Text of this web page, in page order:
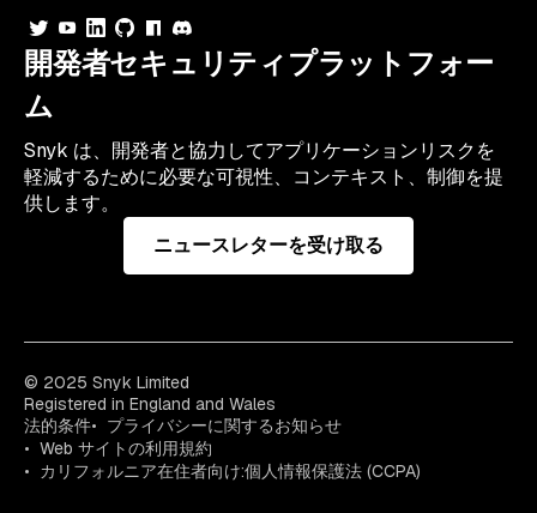
開発者セキュリティプラットフォー
ム
Snyk は、開発者と協力してアプリケーションリスクを
軽減するために必要な可視性、コンテキスト、制御を提
供します。
ニュースレターを受け取る
© 2025 Snyk Limited
Registered in England and Wales
法的条件
プライバシーに関するお知らせ
Web サイトの利用規約
カリフォルニア在住者向け:個人情報保護法 (CCPA)